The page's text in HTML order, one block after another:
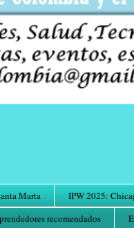
Marta IPW 2025:
recomendados